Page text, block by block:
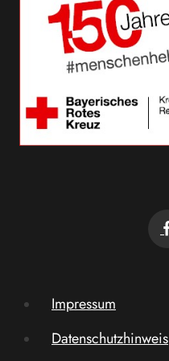
Impressum
Datenschutzhinweis